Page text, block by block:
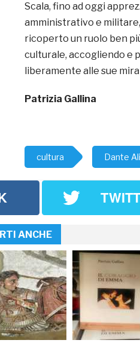
Scala, fino ad oggi
amministrativo e
ricoperto un ruolo ben
culturale, accogliendo e
liberamente alle sue
Patrizia Gallina
cultura Dante
ANCHE